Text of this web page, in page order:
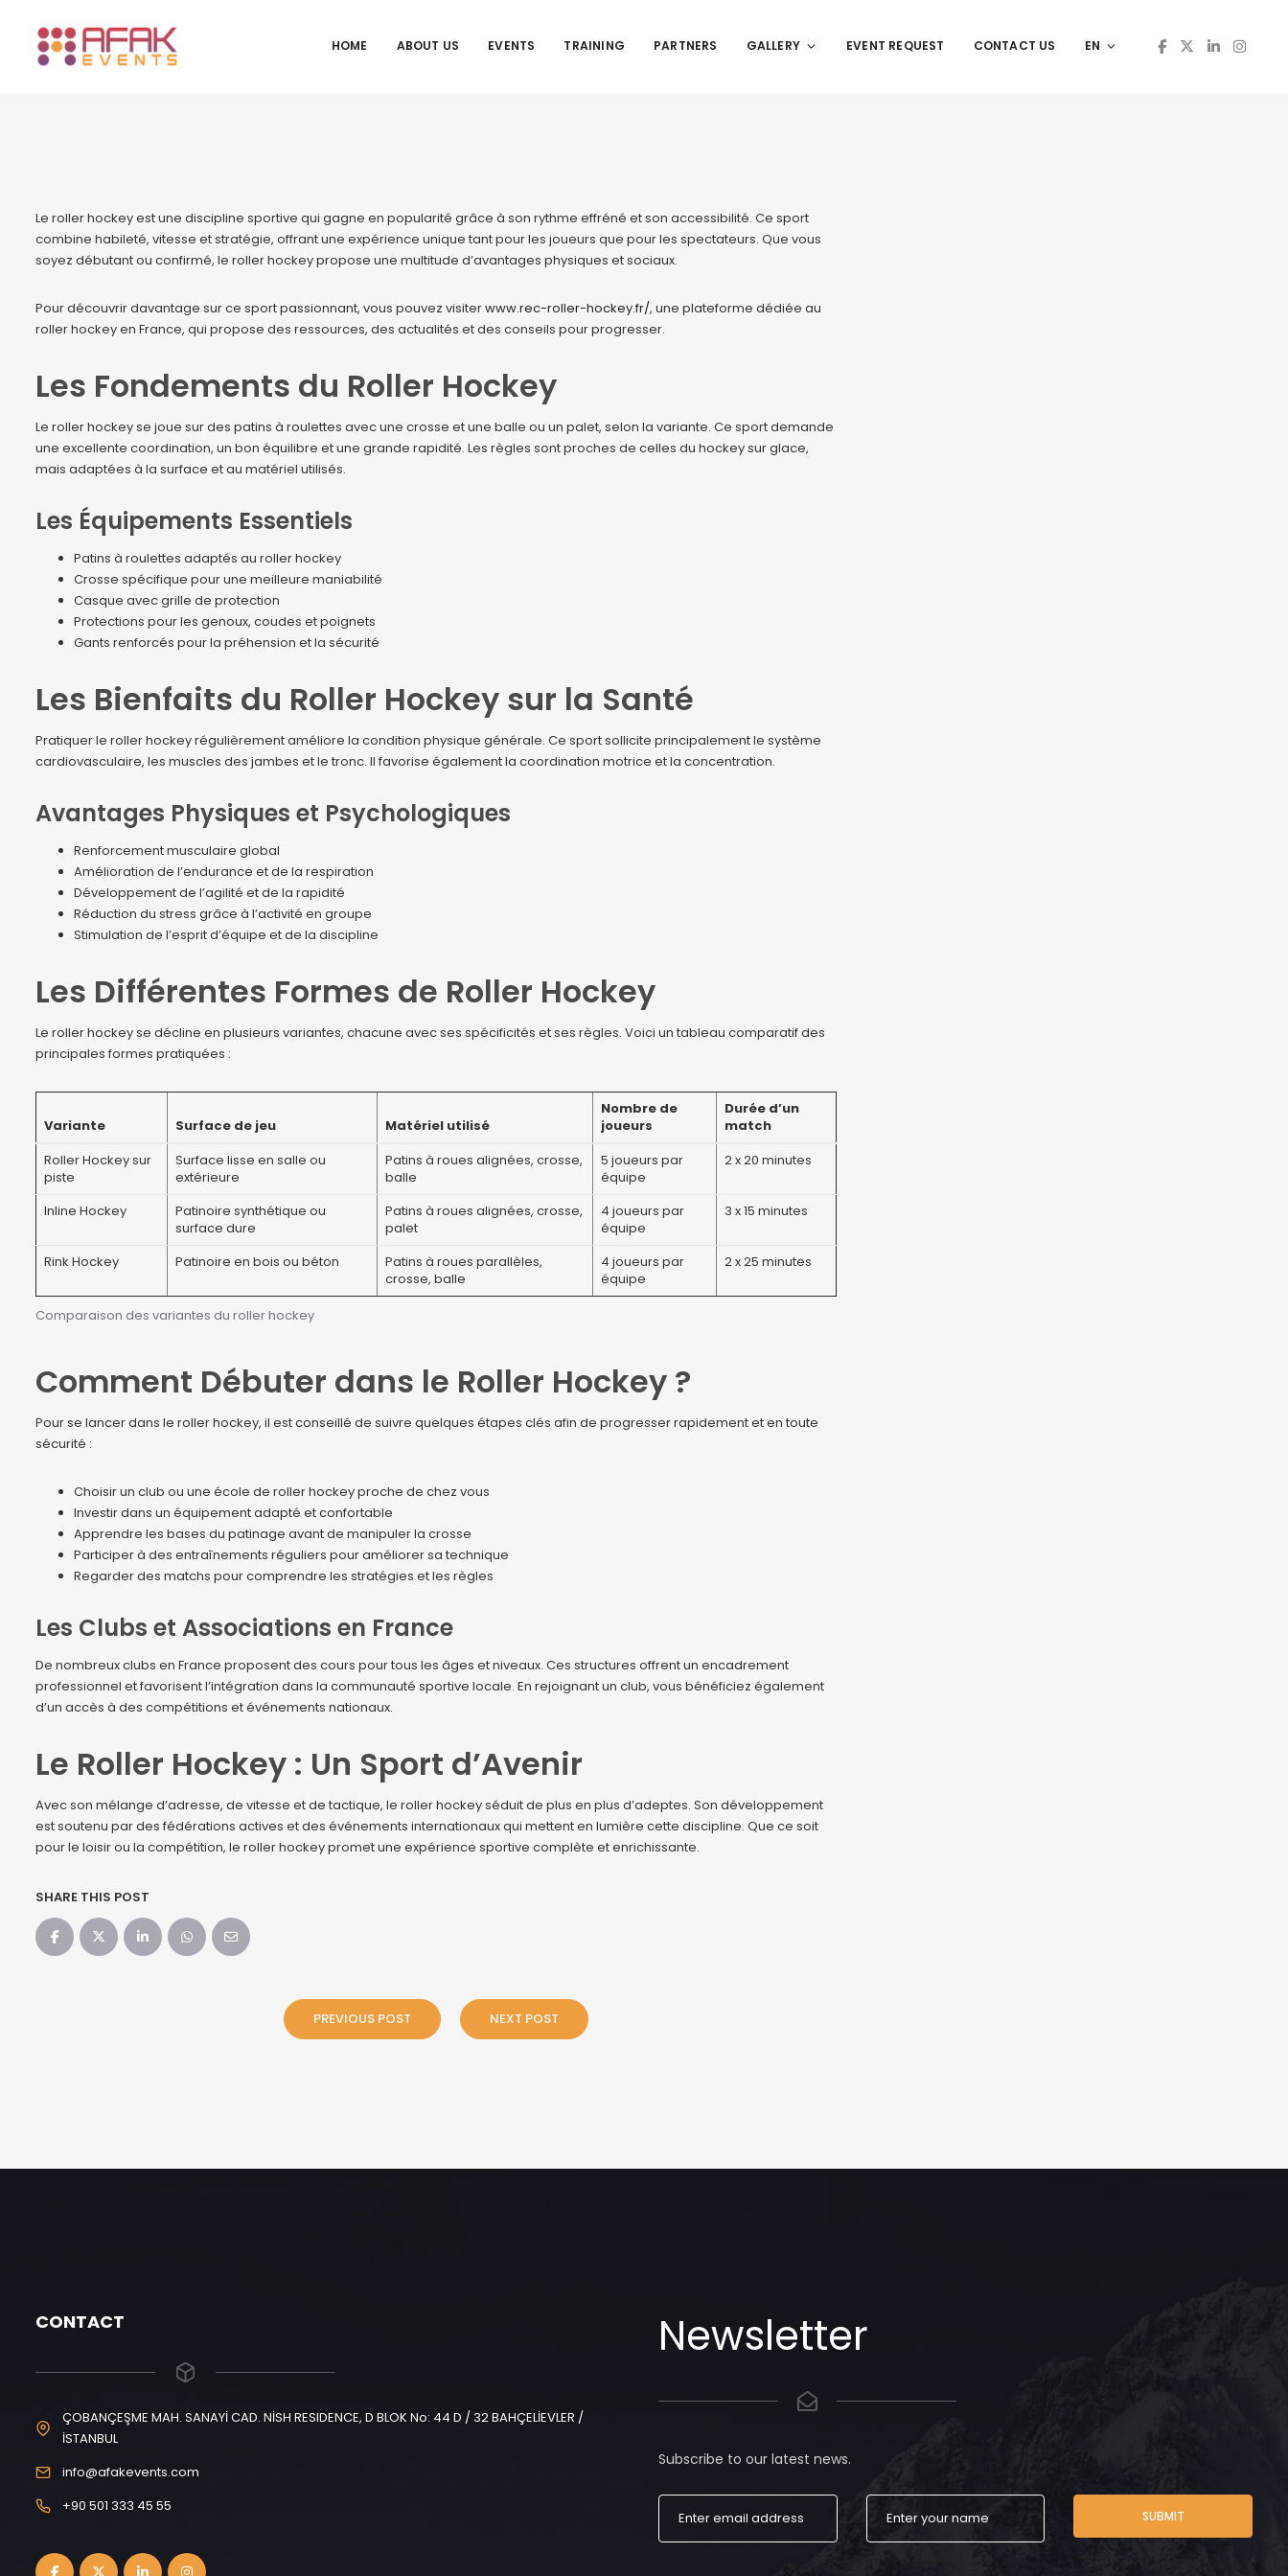
HOME ABOUT US EVENTS TRAINING PARTNERS GALLERY EVENT REQUEST CONTACT US EN
Le roller hockey est une discipline sportive qui gagne en popularité grâce à son rythme effréné et son accessibilité. Ce sport
combine habileté, vitesse et stratégie, offrant une expérience unique tant pour les joueurs que pour les spectateurs. Que vous
soyez débutant ou confirmé, le roller hockey propose une multitude d’avantages physiques et sociaux.
Pour découvrir davantage sur ce sport passionnant, vous pouvez visiterwww.rec-roller-hockey.fr/, une plateforme dédiée au
roller hockey en France, qui propose des ressources, des actualités et des conseils pour progresser.
Les Fondements du Roller Hockey
Le roller hockey se joue sur des patins à roulettes avec une crosse et une balle ou un palet, selon la variante. Ce sport demande
une excellente coordination, un bon équilibre et une grande rapidité. Les règles sont proches de celles du hockey sur glace,
mais adaptées à la surface et au matériel utilisés.
Les Équipements Essentiels
Patins à roulettes adaptés au roller hockey
Crosse spécifique pour une meilleure maniabilité
Casque avec grille de protection
Protections pour les genoux, coudes et poignets
Gants renforcés pour la préhension et la sécurité
Les Bienfaits du Roller Hockey sur la Santé
Pratiquer le roller hockey régulièrement améliore la condition physique générale. Ce sport sollicite principalement le système
cardiovasculaire, les muscles des jambes et le tronc. Il favorise également la coordination motrice et la concentration.
Avantages Physiques et Psychologiques
Renforcement musculaire global
Amélioration de l’endurance et de la respiration
Développement de l’agilité et de la rapidité
Réduction du stress grâce à l’activité en groupe
Stimulation de l’esprit d’équipe et de la discipline
Les Différentes Formes de Roller Hockey
Le roller hockey se décline en plusieurs variantes, chacune avec ses spécificités et ses règles. Voici un tableau comparatif des
principales formes pratiquées :
Comparaison des variantes du roller hockey
Variante Surface de jeu Matériel utilisé
Nombre de
joueurs
Durée d’un
match
Roller Hockey sur
piste
Surface lisse en salle ou
extérieure
Patins à roues alignées, crosse,
balle
5 joueurs par
équipe
2 x 20 minutes
Inline Hockey
Patinoire synthétique ou
surface dure
Patins à roues alignées, crosse,
palet
4 joueurs par
équipe
3 x 15 minutes
Rink Hockey Patinoire en bois ou béton
Patins à roues parallèles,
crosse, balle
4 joueurs par
équipe
2 x 25 minutes
Comment Débuter dans le Roller Hockey ?
Pour se lancer dans le roller hockey, il est conseillé de suivre quelques étapes clés afin de progresser rapidement et en toute
sécurité :
Choisir un club ou une école de roller hockey proche de chez vous
Investir dans un équipement adapté et confortable
Apprendre les bases du patinage avant de manipuler la crosse
Participer à des entraînements réguliers pour améliorer sa technique
Regarder des matchs pour comprendre les stratégies et les règles
Les Clubs et Associations en France
De nombreux clubs en France proposent des cours pour tous les âges et niveaux. Ces structures offrent un encadrement
professionnel et favorisent l’intégration dans la communauté sportive locale. En rejoignant un club, vous bénéficiez également
d’un accès à des compétitions et événements nationaux.
Le Roller Hockey : Un Sport d’Avenir
Avec son mélange d’adresse, de vitesse et de tactique, le roller hockey séduit de plus en plus d’adeptes. Son développement
est soutenu par des fédérations actives et des événements internationaux qui mettent en lumière cette discipline. Que ce soit
pour le loisir ou la compétition, le roller hockey promet une expérience sportive complète et enrichissante.
SHARE THIS POST
PREVIOUS POST NEXT POST
CONTACT
ÇOBANÇEŞME MAH. SANAYİ CAD. NİSH RESIDENCE, D BLOK No: 44 D / 32 BAHÇELİEVLER /
İSTANBUL
info@afakevents.com
+90 501 333 45 55
Newsletter
Subscribe to our latest news.
SUBMIT